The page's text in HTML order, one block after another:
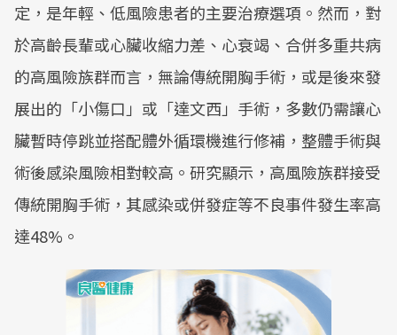
定，是年輕、低風險患者的主要治療選項。然而，對
於高齡長輩或心臟收縮力差、心衰竭、合併多重共病
的高風險族群而言，無論傳統開胸手術，或是後來發
展出的「小傷口」或「達文西」手術，多數仍需讓心
臟暫時停跳並搭配體外循環機進行修補，整體手術與
術後感染風險相對較高。研究顯示，高風險族群接受
傳統開胸手術，其感染或併發症等不良事件發生率高
達48%‎。